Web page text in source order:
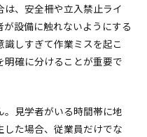
、安全柵や立入禁止ライ
設備に触れないようにする
しすぎて作業ミスを起こ
明確に分けることが重要で
。見学者がいる時間帯に地
た場合、従業員だけでな